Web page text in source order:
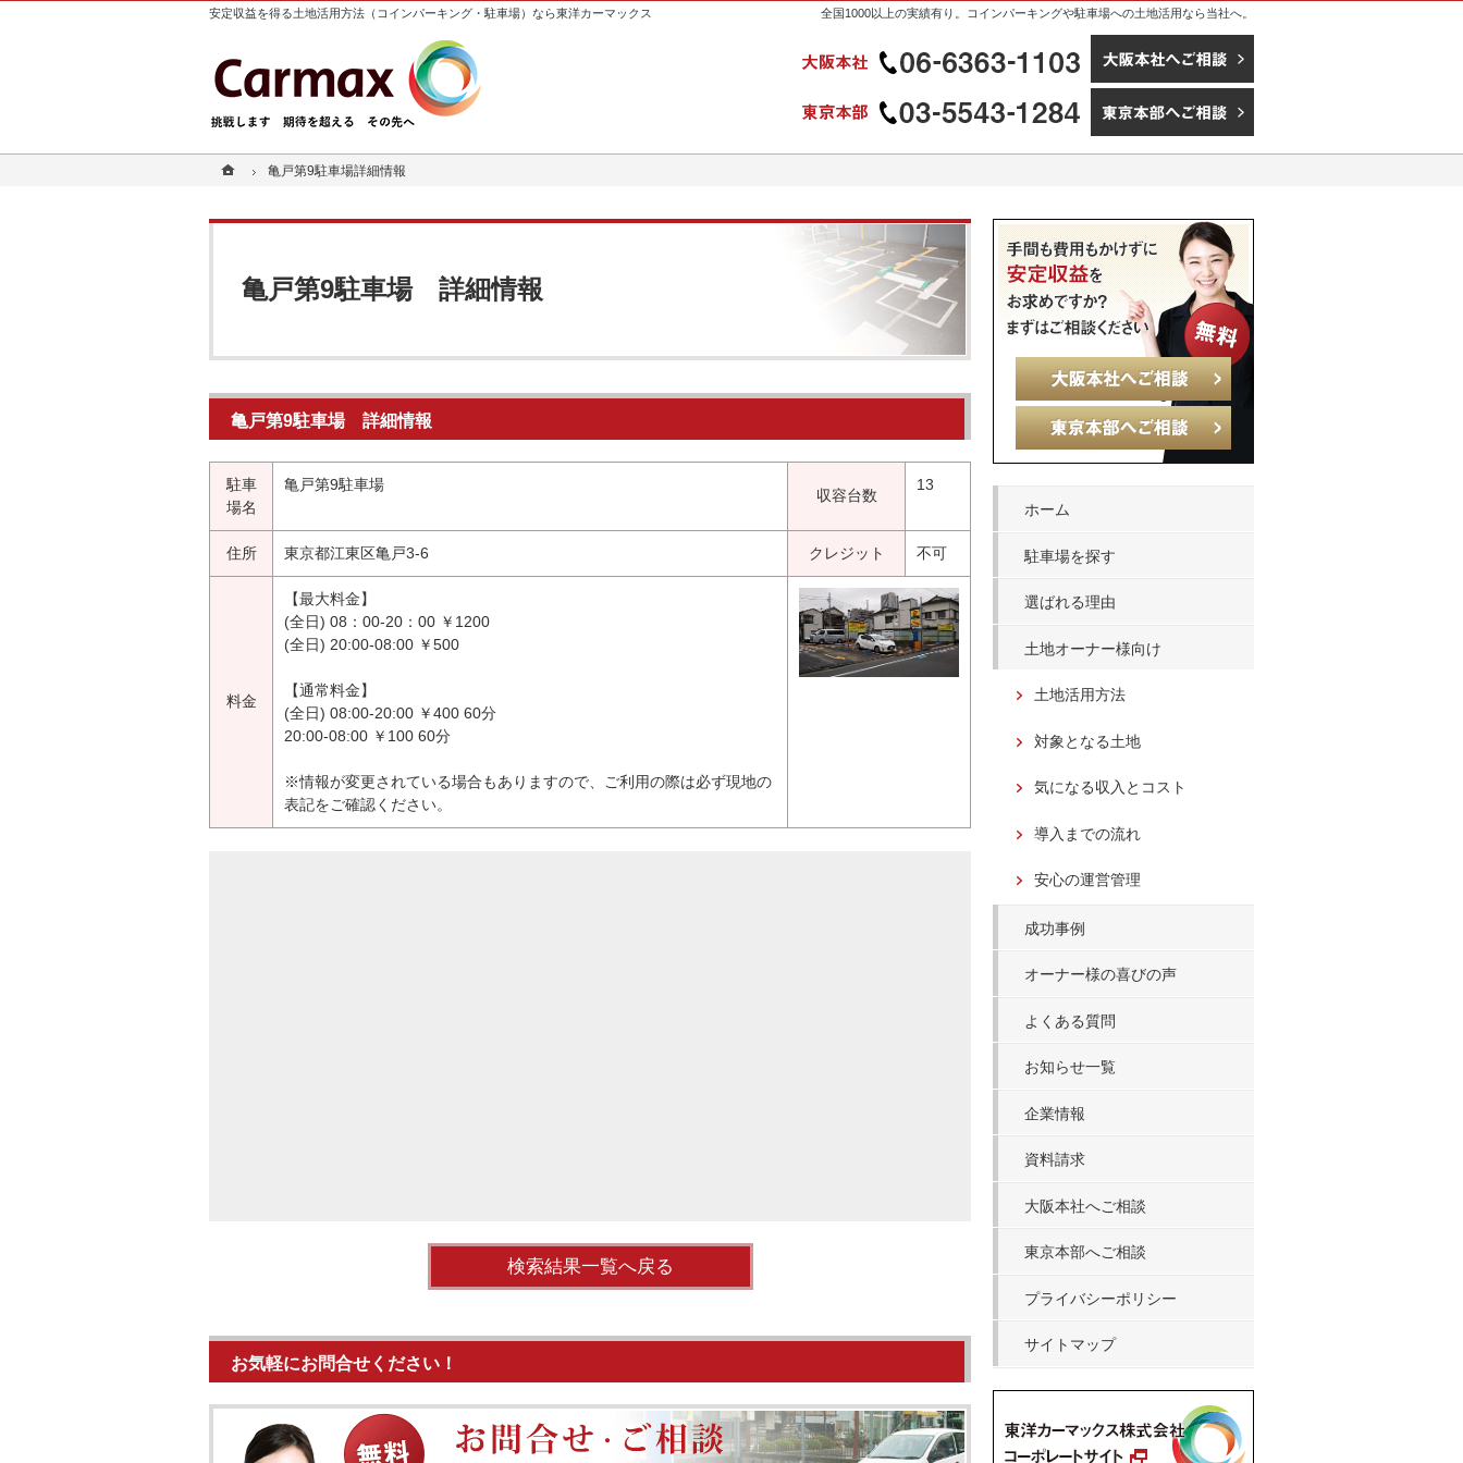
ホーム亀戸第9駐車場詳細情報
亀戸第9駐車場 詳細情報
全国1000以上の実績有り。コインパーキングや駐車場への土地活用なら当社へ。
安定収益を得る土地活用方法（コインパーキング・駐車場）なら東洋カーマックス
亀戸第9駐車場 詳細情報
駐車
場名
亀戸第9駐車場
収容台数
13
住所 東京都江東区亀戸3-6 クレジット 不可
料金
【最大料金】
(全日) 08：00-20：00 ￥1200
(全日) 20:00-08:00 ￥500
【通常料金】
(全日) 08:00-20:00 ￥400 60分
20:00-08:00 ￥100 60分
※情報が変更されている場合もありますので、ご利用の際は必ず現地の
表記をご確認ください。
検索結果一覧へ戻る
お気軽にお問合せください！
ホーム
駐車場を探す
選ばれる理由
土地オーナー様向け
土地活用方法
対象となる土地
気になる収入とコスト
導入までの流れ
安心の運営管理
成功事例
オーナー様の喜びの声
よくある質問
お知らせ一覧
企業情報
資料請求
大阪本社へご相談
東京本部へご相談
プライバシーポリシー
サイトマップ
06-6363-1103
03-5543-1284
ホーム亀戸第9駐車場詳細情報